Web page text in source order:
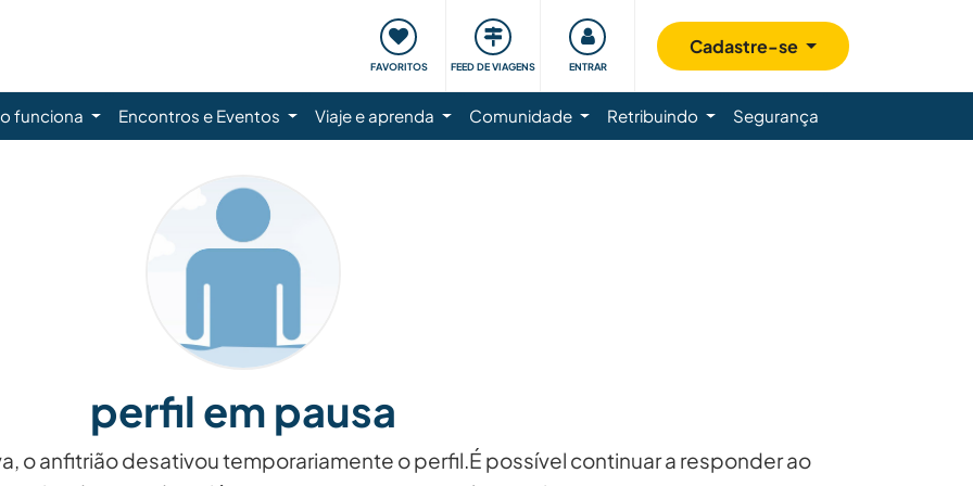
FAVORITOS FEED DE VIAGENS ENTRAR
Cadastre-se
funciona Encontros e Eventos Viaje e aprenda Comunidade Retribuindo Segurança
perfil em pausa
o anfitrião desativou temporariamente o perfil.É possível continuar a responder ao